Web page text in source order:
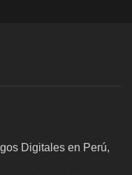
Digitales en Perú,